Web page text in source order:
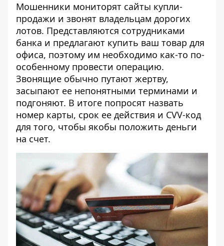
Мошенники мониторят сайты купли-
продажи и звонят владельцам дорогих
лотов. Представляются сотрудниками
банка и предлагают купить ваш товар для
офиса, поэтому им необходимо как-то по-
особенному провести операцию.
Звонящие обычно путают жертву,
засыпают ее непонятными терминами и
подгоняют. В итоге попросят назвать
номер карты, срок ее действия и CVV-код
для того, чтобы якобы положить деньги
на счет.